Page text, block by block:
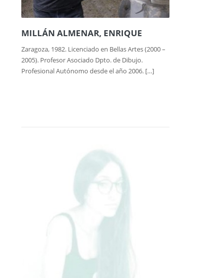
MILLÁN ALMENAR, ENRIQUE
Zaragoza, 1982. Licenciado en Bellas Artes (2000 –
2005). Profesor Asociado Dpto. de Dibujo.
Profesional Autónomo desde el año 2006. […]